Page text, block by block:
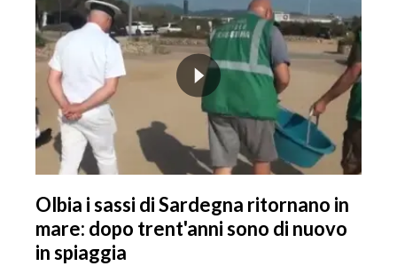
Olbia i sassi di Sardegna ritornano in
mare: dopo trent'anni sono di nuovo
in spiaggia